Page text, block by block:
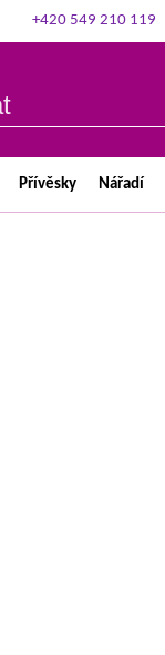
+420 549 210 119
Přívěsky Nářadí